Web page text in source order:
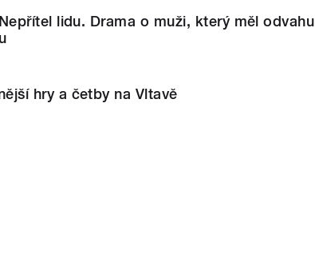
lidu. Drama o muži, který měl odvahu
hry a četby na Vltavě